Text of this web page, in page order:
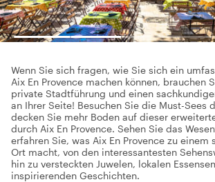
Wenn Sie sich fragen, wie Sie sich ein
Aix En Provence machen können, brauchen
private Stadtführung und einen
an Ihrer Seite! Besuchen Sie die Must-Sees
decken Sie mehr Boden auf dieser
durch Aix En Provence. Sehen Sie das
erfahren Sie, was Aix En Provence zu einem
Ort macht, von den interessantesten
hin zu versteckten Juwelen, lokalen
inspirierenden Geschichten.